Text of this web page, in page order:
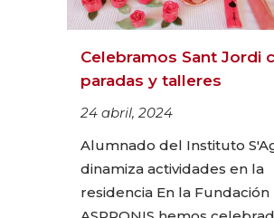
Celebramos Sant Jordi
paradas y talleres
24 abril, 2024
Alumnado del Instituto
dinamiza actividades en la
residencia En la Fundación